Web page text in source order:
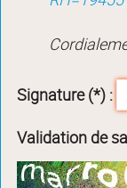
Signature (*) :
Validation de